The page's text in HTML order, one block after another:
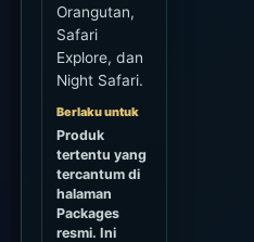
Orangutan,
Safari
Explore, dan
Night Safari.
Berlaku untuk
Produk
tertentu yang
tercantum di
halaman
Packages
resmi. Ini